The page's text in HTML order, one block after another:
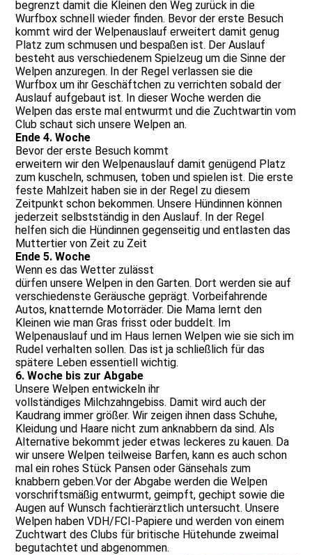
begrenzt damit die Kleinen den Weg zurück in die
Wurfbox schnell wieder finden. Bevor der erste Besuch
kommt wird der Welpenauslauf erweitert damit genug
Platz zum schmusen und bespaßen ist. Der Auslauf
besteht aus verschiedenem Spielzeug um die Sinne der
Welpen anzuregen. In der Regel verlassen sie die
Wurfbox um ihr Geschäftchen zu verrichten sobald der
Auslauf aufgebaut ist. In dieser Woche werden die
Welpen das erste mal entwurmt und die Zuchtwartin vom
Club schaut sich unsere Welpen an.
Ende 4. Woche
Bevor der erste Besuch kommt
erweitern wir den Welpenauslauf damit genügend Platz
zum kuscheln, schmusen, toben und spielen ist. Die erste
feste Mahlzeit haben sie in der Regel zu diesem
Zeitpunkt schon bekommen. Unsere Hündinnen können
jederzeit selbstständig in den Auslauf. In der Regel
helfen sich die Hündinnen gegenseitig und entlasten das
Muttertier von Zeit zu Zeit
Ende 5. Woche
Wenn es das Wetter zulässt
dürfen unsere Welpen in den Garten. Dort werden sie auf
verschiedenste Geräusche geprägt. Vorbeifahrende
Autos, knatternde Motorräder. Die Mama lernt den
Kleinen wie man Gras frisst oder buddelt. Im
Welpenauslauf und im Haus lernen Welpen wie sie sich im
Rudel verhalten sollen. Das ist ja schließlich für das
spätere Leben essentiell wichtig.
6. Woche bis zur Abgabe
Unsere Welpen entwickeln ihr
vollständiges Milchzahngebiss. Damit wird auch der
Kaudrang immer größer. Wir zeigen ihnen dass Schuhe,
Kleidung und Haare nicht zum anknabbern da sind. Als
Alternative bekommt jeder etwas leckeres zu kauen. Da
wir unsere Welpen teilweise Barfen, kann es auch schon
mal ein rohes Stück Pansen oder Gänsehals zum
knabbern geben.Vor der Abgabe werden die Welpen
vorschriftsmäßig entwurmt, geimpft, gechipt sowie die
Augen auf Wunsch fachtierärztlich untersucht. Unsere
Welpen haben VDH/FCI-Papiere und werden von einem
Zuchtwart des Clubs für britische Hütehunde zweimal
begutachtet und abgenommen.